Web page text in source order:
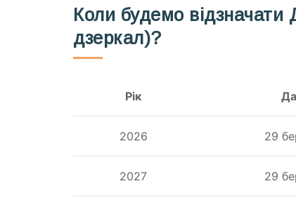
Коли будемо
дзеркал)?
Рік
2026 29
2027 29